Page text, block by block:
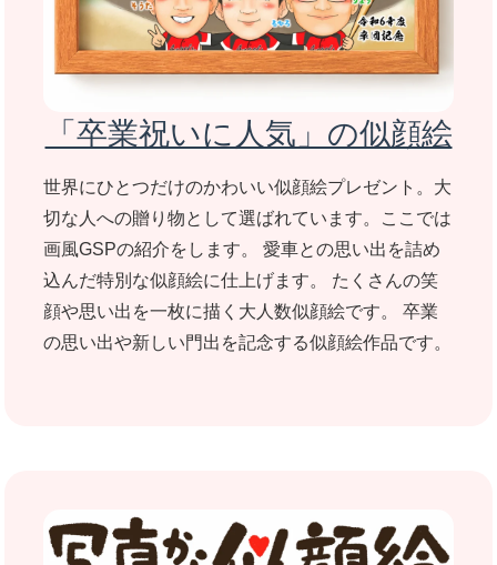
「卒業祝いに人気」の似顔絵
世界にひとつだけのかわいい似顔絵プレゼント。大
切な人への贈り物として選ばれています。ここでは
画風GSPの紹介をします。 愛車との思い出を詰め
込んだ特別な似顔絵に仕上げます。 たくさんの笑
顔や思い出を一枚に描く大人数似顔絵です。 卒業
の思い出や新しい門出を記念する似顔絵作品です。